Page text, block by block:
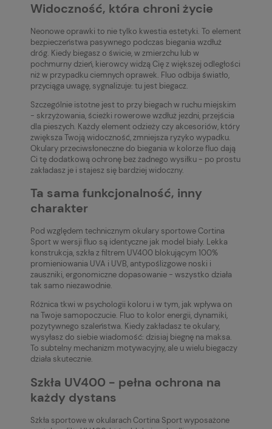
Widoczność, która chroni życie
Neonowe oprawki to nie tylko kwestia estetyki. To element
bezpieczeństwa pasywnego podczas biegania wzdłuż
dróg. Kiedy biegasz o świcie, w zmierzchu lub w
pochmurny dzień, kierowcy widzą Cię z większej odległości
niż w przypadku ciemnych oprawek. Fluo odbija światło,
przyciąga uwagę, sygnalizuje: tu jest biegacz.
Szczególnie istotne jest to przy biegach w ruchu miejskim
- skrzyżowania, ścieżki rowerowe wzdłuż jezdni, przejścia
dla pieszych. Każdy element odzieży czy akcesoriów, który
zwiększa Twoją widoczność, zmniejsza ryzyko wypadku.
Okulary przeciwsłoneczne do biegania w kolorze fluo dają
Ci tę dodatkową ochronę bez żadnego wysiłku - po prostu
zakładasz je i stajesz się bardziej widoczny.
Ta sama funkcjonalność, inny
charakter
Pod względem technicznym okulary sportowe Cortina
Sport w wersji fluo są identyczne jak model biały. Lekka
konstrukcja, szkła z filtrem UV400 blokującym 100%
promieniowania UVA i UVB, antypoślizgowe noski i
zauszniki, ergonomiczne dopasowanie - wszystko działa
tak samo niezawodnie.
Różnica tkwi w psychologii koloru i w tym, jak wpływa on
na Twoje samopoczucie. Fluo to kolor energii, dynamiki,
pozytywnego szaleństwa. Kiedy zakładasz te okulary,
wysyłasz do siebie wiadomość: dzisiaj biegnę na maksa.
To subtelny mechanizm motywacyjny, ale u wielu biegaczy
działa skutecznie.
Szkła UV400 - pełna ochrona na
każdy dystans
Szkła sportowe w okularach Cortina Sport wyposażone